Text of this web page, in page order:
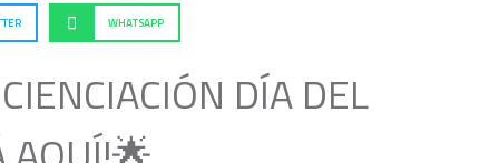
WHATSAPP
DÍA DEL